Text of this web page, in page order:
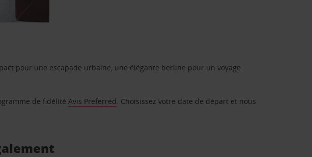
pour une escapade urbaine, une élégante berline pour un voyage
de fidélitéAvis Preferred. Choisissez votre date de départ et nous